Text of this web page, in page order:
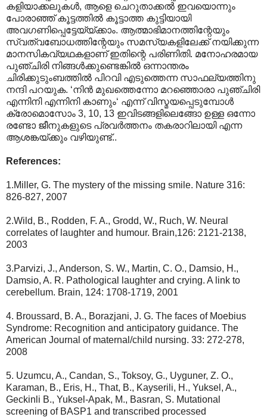
കളിയാക്കലുകൾ, ആളെ ചെറുതാക്കൽ ഇവയൊന്നും
പോരാഞ്ഞ് കൂട്ടത്തിൽ കൂട്ടാത്ത കുട്ടിയായി
അവഗണിപ്പെട്ടേയ്യ്ക്കാം. ആത്മാഭിമാനത്തിന്റേയും
സ്വത്വബോധത്തിന്റേയും സമസ്യകളിലേക്ക് നയിക്കുന്ന
മാനസികവ്യഥകളാണ് ഇതിന്റെ പരിണിതി. മനോഹരമായ
പുഞ്ചിരി നിങ്ങൾക്കുണ്ടെങ്കിൽ ഒന്നാന്തരം
ചിരിക്കുടുംബത്തിൽ പിറവി എടുത്തെന്ന സാഫല്യത്തിനു
നന്ദി പറയുക. ‘നിൻ മുഖത്തെന്നോ മറഞ്ഞൊരാ പുഞ്ചിരി
എന്നിനി എന്നിനി കാണും‘ എന്ന് വിസ്മയപ്പെടുമ്പോൾ
ക്രോമൊസോം 3, 10, 13 ഇവിടങ്ങളിലെങ്ങോ ഉള്ള ഒന്നോ
രണ്ടോ ജീനുകളുടെ പ്രവർത്തനം തകരാറിലായി എന്ന
ആശങ്കയ്ക്കും വഴിയുണ്ട്..
References:
1.Miller, G. The mystery of the missing smile. Nature 316:
826-827, 2007
2.Wild, B., Rodden, F. A., Grodd, W., Ruch, W. Neural
correlates of laughter and humour. Brain,126: 2121-2138,
2003
3.Parvizi, J., Anderson, S. W., Martin, C. O., Damsio, H.,
Damsio, A. R. Pathological laughter and crying. A link to
cerebellum. Brain, 124: 1708-1719, 2001
4. Broussard, B. A., Borazjani, J. G. The faces of Moebius
Syndrome: Recognition and anticipatory guidance. The
American Journal of maternal/child nursing. 33: 272-278,
2008
5. Uzumcu, A., Candan, S., Toksoy, G., Uyguner, Z. O.,
Karaman, B., Eris, H., That, B., Kayserili, H., Yuksel, A.,
Geckinli B., Yuksel-Apak, M., Basran, S. Mutational
screening of BASP1 and transcribed processed